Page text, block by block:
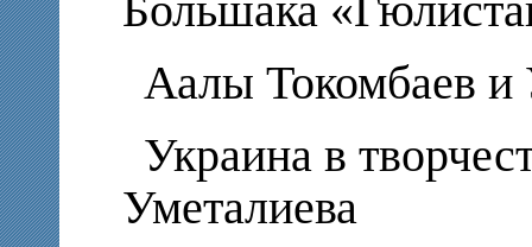
Большака
Аалы Токомбаев и
Украина в
Уметалиева